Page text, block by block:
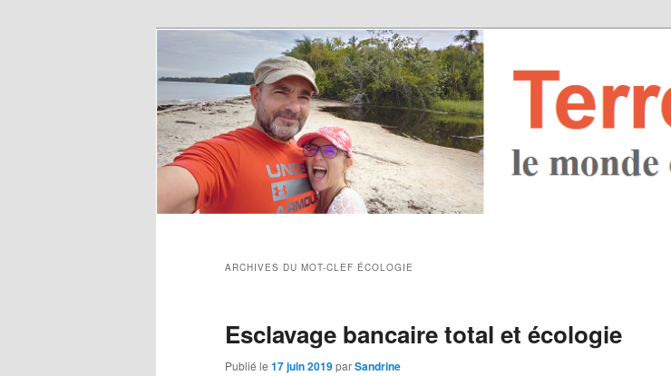
ARCHIVES DU MOT-CLEF ÉCOLOGIE
Esclavage bancaire total et écologie
Publié le 17 juin 2019parSandrine